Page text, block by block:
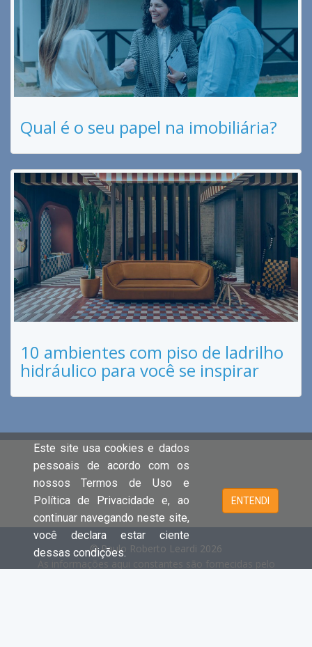
Qual é o seu papel na imobiliária?
10 ambientes com piso de ladrilho
hidráulico para você se inspirar
© Paulo Roberto Leardi 2026
Este site usa cookies e dados
pessoais de acordo com os
nossos Termos de Uso e
Política de Privacidade e, ao
continuar navegando neste site,
você declara estar ciente
dessas condições.
ENTENDI